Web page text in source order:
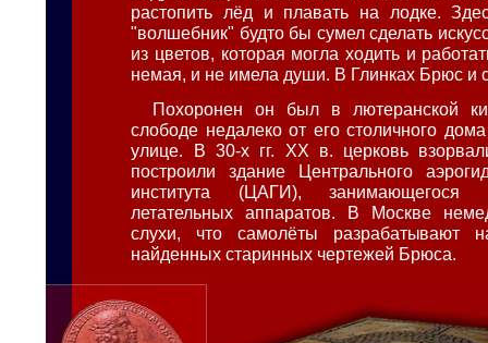
растопить лёд и плавать на лодке.
"волшебник" будто бы сумел сделать
из цветов, которая могла ходить и
немая, и не имела души. В Глинках Брюс и
Похоронен он был в лютеранской
слободе недалеко от его столичного
улице. В 30-х гг. XX в. церковь
построили здание Центрального
института (ЦАГИ), занимающегося
летательных аппаратов. В Москве
слухи, что самолёты разрабатывают
найденных старинных чертежей Брюса.